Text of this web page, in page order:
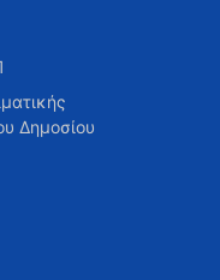
Δημοσίου